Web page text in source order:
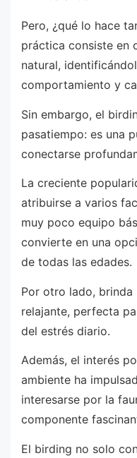
Pero, ¿qué lo hace
práctica consiste en
natural,
comportamiento y
Sin embargo, el
pasatiempo: es una
conectarse
La creciente
atribuirse a varios
muy poco equipo
convierte en una
de todas las edades.
Por otro lado, brinda
relajante, perfecta
del estrés diario.
Además, el interés
ambiente ha
interesarse por la
componente
El birding no solo